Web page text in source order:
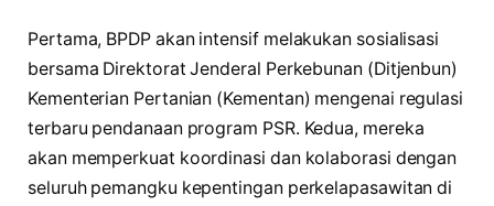
Pertama, BPDP akan intensif melakukan sosialisasi
bersama Direktorat Jenderal Perkebunan (Ditjenbun)
Kementerian Pertanian (Kementan) mengenai regulasi
terbaru pendanaan program PSR. Kedua, mereka
akan memperkuat koordinasi dan kolaborasi dengan
seluruh pemangku kepentingan perkelapasawitan di